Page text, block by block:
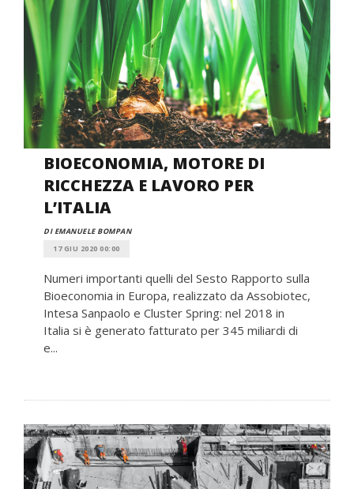
BIOECONOMIA, MOTORE DI
RICCHEZZA E LAVORO PER
L’ITALIA
DI EMANUELE BOMPAN
17 GIU 2020 00:00
Numeri importanti quelli del Sesto Rapporto sulla
Bioeconomia in Europa, realizzato da Assobiotec,
Intesa Sanpaolo e Cluster Spring: nel 2018 in
Italia si è generato fatturato per 345 miliardi di
e...